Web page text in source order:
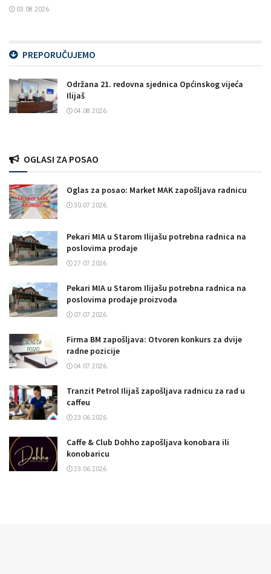
03.08.2026.
PREPORUČUJEMO
Održana 21. redovna sjednica Općinskog vijeća
Ilijaš
04.08.2026.
OGLASI ZA POSAO
Oglas za posao: Market MAK zapošljava radnicu
30.07.2026.
Pekari MIA u Starom Ilijašu potrebna radnica na
poslovima prodaje
27.07.2026.
Pekari MIA u Starom Ilijašu potrebna radnica na
poslovima prodaje proizvoda
07.07.2026.
Firma BM zapošljava: Otvoren konkurs za dvije
radne pozicije
04.07.2026.
Tranzit Petrol Ilijaš zapošljava radnicu za rad u
caffeu
23.06.2026.
Caffe & Club Dohho zapošljava konobara ili
konobaricu
23.06.2026.